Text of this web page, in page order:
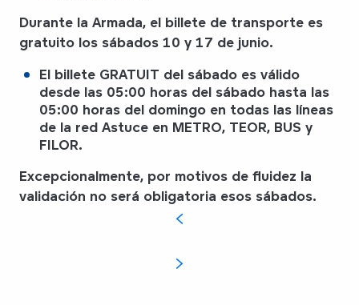
Durante la Armada, el billete de transporte es
gratuito los sábados 10 y 17 de junio.
El billete GRATUIT del sábado es válido
desde las 05:00 horas del sábado hasta las
05:00 horas del domingo en todas las líneas
de la red Astuce en METRO, TEOR, BUS y
FILOR.
Excepcionalmente, por motivos de fluidez la
validación no será obligatoria esos sábados.